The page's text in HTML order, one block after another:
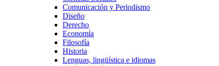
Comunicación y Periodismo
Diseño
Derecho
Economía
Filosofía
Historia
Lenguas, lingüística e idiomas